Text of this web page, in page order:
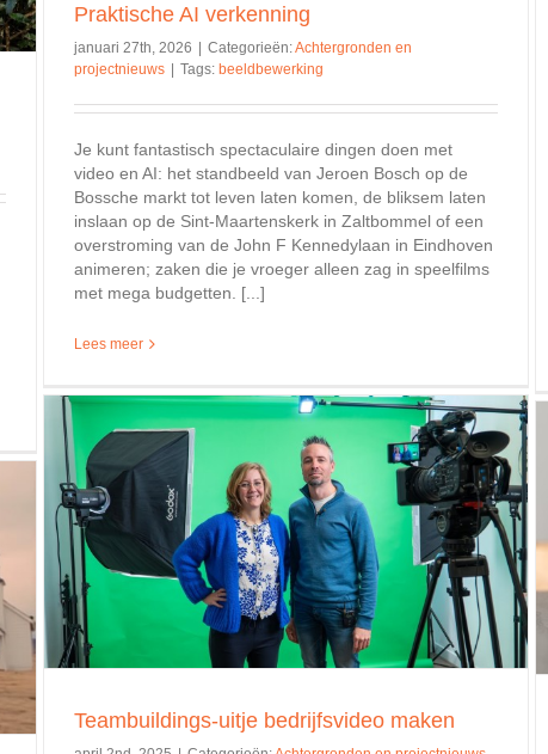
Praktische AI verkenning
januari 27th, 2026 Categorieën:Achtergronden en
projectnieuws
Tags: beeldbewerking
Je kunt fantastisch spectaculaire dingen doen met
video en AI: het standbeeld van Jeroen Bosch op de
Bossche markt tot leven laten komen, de bliksem laten
inslaan op de Sint-Maartenskerk in Zaltbommel of een
overstroming van de John F Kennedylaan in Eindhoven
animeren; zaken die je vroeger alleen zag in speelfilms
met mega budgetten. [...]
Lees meer
Teambuildings-uitje bedrijfsvideo maken
PelserFilm en analoge fotografie; rewind naar de jaren ’80
Achtergronden en projectnieuws